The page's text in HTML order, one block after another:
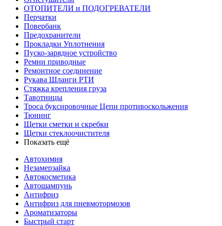
ОТОПИТЕЛИ и ПОДОГРЕВАТЕЛИ
Перчатки
Повербанк
Предохранители
Прокладки Уплотнения
Пуско-зарядное устройство
Ремни приводные
Ремонтное соединение
Рукава Шланги РТИ
Стяжка крепления груза
Тавотницы
Троса буксировочные Цепи противоскольжения
Тюнинг
Щетки сметки и скребки
Щетки стеклоочистителя
Показать ещё
Автохимия
Незамерзайка
Автокосметика
Автошампунь
Антифриз
Антифриз для пневмотормозов
Ароматизаторы
Быстрый старт